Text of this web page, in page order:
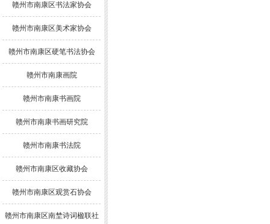
赣州市南康区书法家协会
赣州市南康区美术家协会
赣州市南康区硬笔书法协会
赣州市南康画院
赣州市南康书画院
赣州市南康书画研究院
赣州市南康书法院
赣州市南康区收藏协会
赣州市南康区观赏石协会
赣州市南康区南埜诗词楹联社